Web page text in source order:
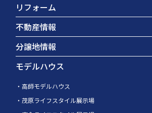
リフォーム
不動産情報
分譲地情報
モデルハウス
高師モデルハウス
茂原ライフスタイル展示場